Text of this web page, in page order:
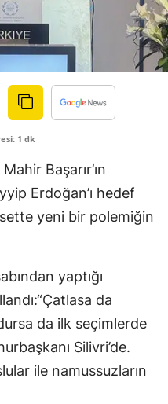
Çorum
Denizli
Edirne
Erzincan
Erzurum
Gaziantep
Giresun
Gümüşhane
Hakkari
1 dk
Başarır’ın
Erdoğan’ı hedef
yeni bir polemiğin
yaptığı
da
da ilk seçimlerde
Silivri’de.
ile namussuzların